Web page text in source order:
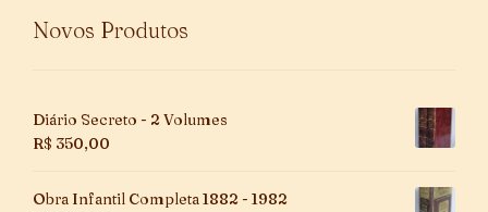
Novos Produtos
Diário Secreto - 2 Volumes
R$ 350,00
Obra Infantil Completa 1882 - 1982